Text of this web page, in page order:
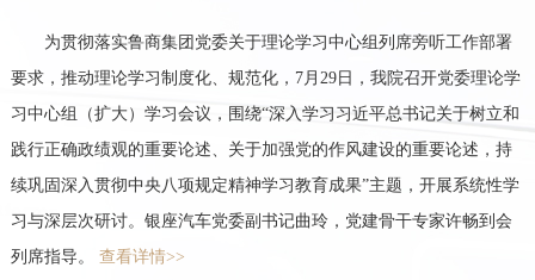
五党支部赴齐河党员教育体验基地开展主题
党日活动
近日，为深入学习贯彻习近平新时代中国特色社会主义思想，扎
实开展正确政绩观教育，强化党员党性修养、筑牢理想信念根基，我
院第五党支部组织党员前往齐河党员教育体验基地开展党性教育主题
党日活动，引导党员在实地研学中感悟初心使命、校准政绩坐标、汲
取奋进力量。查看详情>>